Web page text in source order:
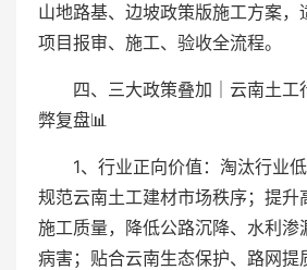
山地路基、边坡政策版施工方案，
项目报审、施工、验收全流程。
四、三大政策叠加｜云南土工
弊复盘📊
1、行业正向价值：淘汰行业
规范云南土工建材市场秩序；提升
施工质量，降低公路沉降、水利渗
病害；贴合云南生态保护、路网提